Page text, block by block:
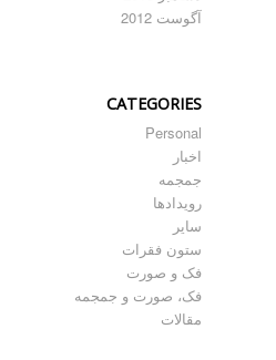
آگوست 2012
CATEGORIES
Personal
اخبار
جمجمه
رویدادها
سایر
ستون فقرات
فک و صورت
فک، صورت و جمجمه
مقالات